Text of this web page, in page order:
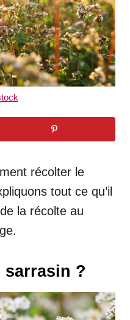
récolter le
tout ce qu’il
la récolte au
sarrasin ?